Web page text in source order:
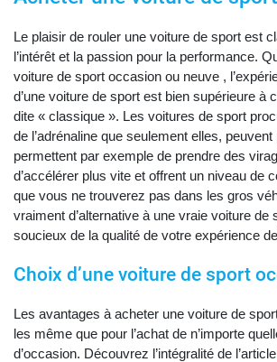
Le plaisir de rouler une voiture de sport est
l’intérêt et la passion pour la performance.
voiture de sport occasion ou neuve ,
d’une voiture de sport est bien supérieure à
dite « classique ». Les voitures de sport
de l’adrénaline que seulement elles,
permettent par exemple de prendre des
d’accélérer plus vite et offrent un niveau de
que vous ne trouverez pas dans les gros
vraiment d’alternative à une vraie voiture de
soucieux de la qualité de votre expérience
Choix d’une voiture de sport
Les avantages à acheter une voiture de
les même que pour l’achat de n’importe
d’occasion. Découvrez l’intégralité de